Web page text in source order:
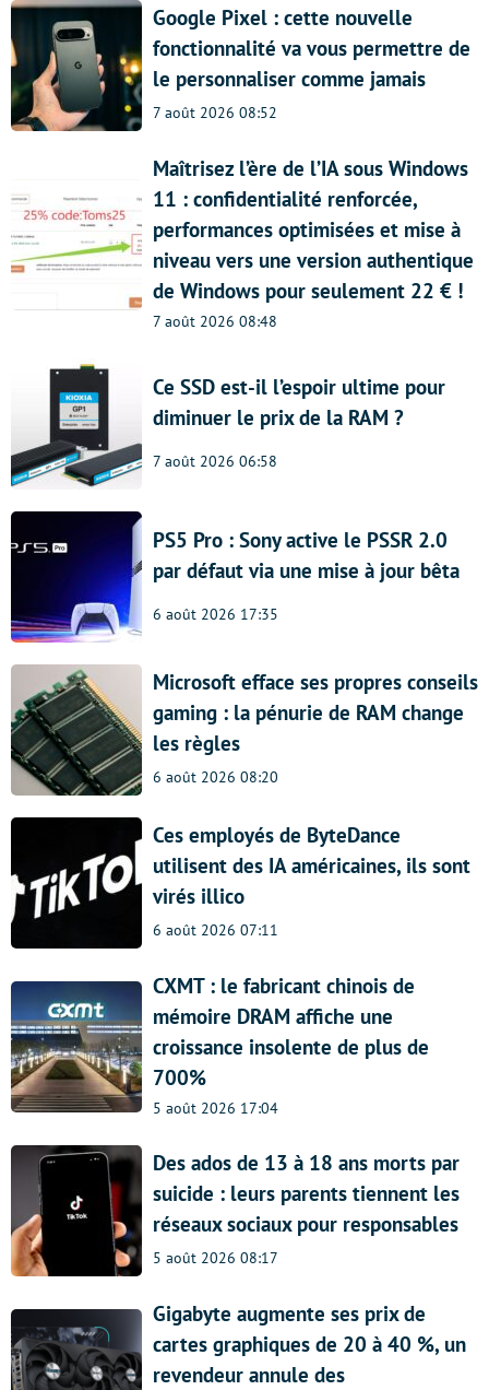
Google Pixel : cette nouvelle
fonctionnalité va vous permettre de
le personnaliser comme jamais
7 août 2026 08:52
Maîtrisez l’ère de l’IA sous Windows
11 : confidentialité renforcée,
performances optimisées et mise à
niveau vers une version authentique
de Windows pour seulement 22 € !
7 août 2026 08:48
Ce SSD est-il l’espoir ultime pour
diminuer le prix de la RAM ?
7 août 2026 06:58
PS5 Pro : Sony active le PSSR 2.0
par défaut via une mise à jour bêta
6 août 2026 17:35
Microsoft efface ses propres conseils
gaming : la pénurie de RAM change
les règles
6 août 2026 08:20
Ces employés de ByteDance
utilisent des IA américaines, ils sont
virés illico
6 août 2026 07:11
CXMT : le fabricant chinois de
mémoire DRAM affiche une
croissance insolente de plus de
700%
5 août 2026 17:04
Des ados de 13 à 18 ans morts par
suicide : leurs parents tiennent les
réseaux sociaux pour responsables
5 août 2026 08:17
Gigabyte augmente ses prix de
cartes graphiques de 20 à 40 %, un
revendeur annule des